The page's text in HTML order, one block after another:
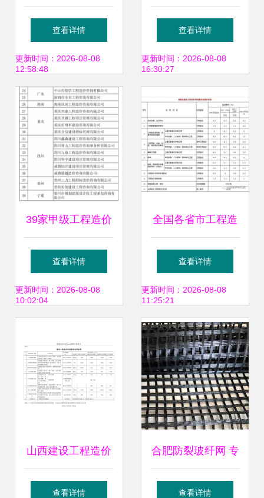
务采购项目服务实
施方案
查看详情
更新时间：2026-08-08
12:58:48
造价咨询
查看详情
更新时间：2026-08-08
16:30:27
39家甲级工程造价
咨询企业资质延续
获准，行业标杆再
查看详情
更新时间：2026-08-08
10:02:04
全国各省市工程造
价咨询服务收费标
准汇总解读
查看详情
更新时间：2026-08-08
11:25:21
山西建设工程造价
咨询服务收费标准
查看详情
合肥防裂玻纤网 专
业评估基建成本的
查看详情